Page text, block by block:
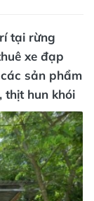
tại rừng
xe đạp
sản phẩm
thịt hun khói